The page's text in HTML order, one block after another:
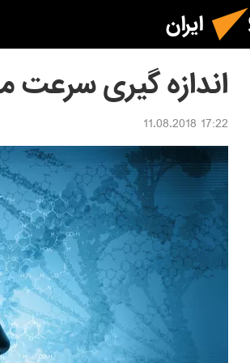
ایران
اندازه گیری سرعت
17:22 11.08.2018